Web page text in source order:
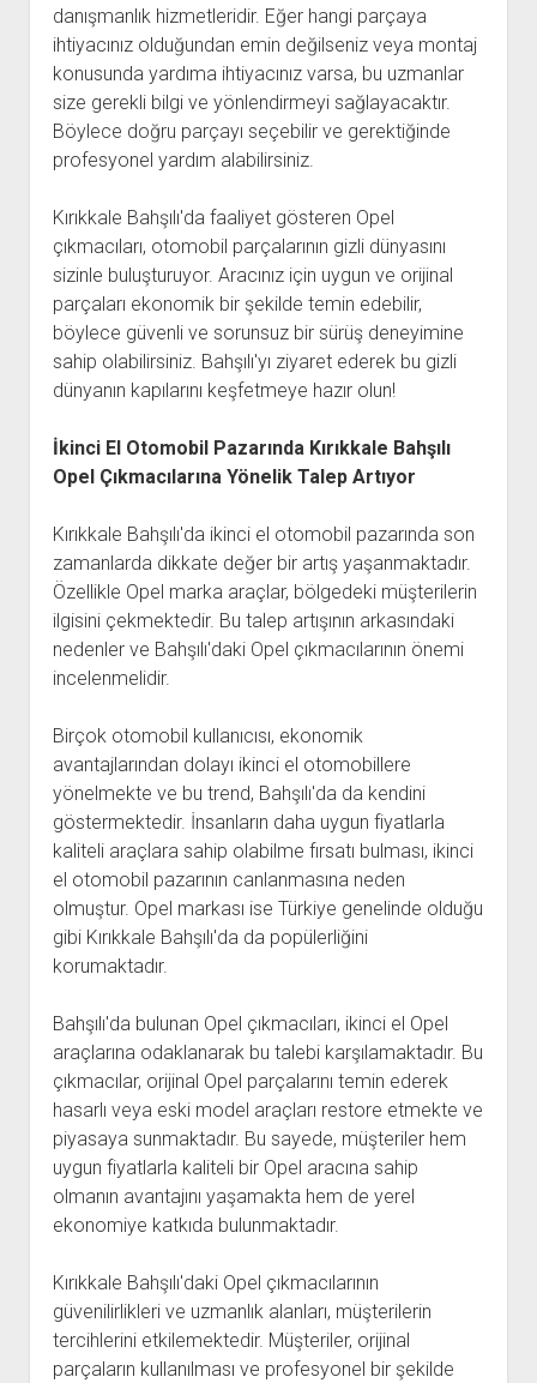
danışmanlık hizmetleridir. Eğer hangi parçaya
ihtiyacınız olduğundan emin değilseniz veya montaj
konusunda yardıma ihtiyacınız varsa, bu uzmanlar
size gerekli bilgi ve yönlendirmeyi sağlayacaktır.
Böylece doğru parçayı seçebilir ve gerektiğinde
profesyonel yardım alabilirsiniz.
Kırıkkale Bahşılı'da faaliyet gösteren Opel
çıkmacıları, otomobil parçalarının gizli dünyasını
sizinle buluşturuyor. Aracınız için uygun ve orijinal
parçaları ekonomik bir şekilde temin edebilir,
böylece güvenli ve sorunsuz bir sürüş deneyimine
sahip olabilirsiniz. Bahşılı'yı ziyaret ederek bu gizli
dünyanın kapılarını keşfetmeye hazır olun!
İkinci El Otomobil Pazarında Kırıkkale Bahşılı
Opel Çıkmacılarına Yönelik Talep Artıyor
Kırıkkale Bahşılı'da ikinci el otomobil pazarında son
zamanlarda dikkate değer bir artış yaşanmaktadır.
Özellikle Opel marka araçlar, bölgedeki müşterilerin
ilgisini çekmektedir. Bu talep artışının arkasındaki
nedenler ve Bahşılı'daki Opel çıkmacılarının önemi
incelenmelidir.
Birçok otomobil kullanıcısı, ekonomik
avantajlarından dolayı ikinci el otomobillere
yönelmekte ve bu trend, Bahşılı'da da kendini
göstermektedir. İnsanların daha uygun fiyatlarla
kaliteli araçlara sahip olabilme fırsatı bulması, ikinci
el otomobil pazarının canlanmasına neden
olmuştur. Opel markası ise Türkiye genelinde olduğu
gibi Kırıkkale Bahşılı'da da popülerliğini
korumaktadır.
Bahşılı'da bulunan Opel çıkmacıları, ikinci el Opel
araçlarına odaklanarak bu talebi karşılamaktadır. Bu
çıkmacılar, orijinal Opel parçalarını temin ederek
hasarlı veya eski model araçları restore etmekte ve
piyasaya sunmaktadır. Bu sayede, müşteriler hem
uygun fiyatlarla kaliteli bir Opel aracına sahip
olmanın avantajını yaşamakta hem de yerel
ekonomiye katkıda bulunmaktadır.
Kırıkkale Bahşılı'daki Opel çıkmacılarının
güvenilirlikleri ve uzmanlık alanları, müşterilerin
tercihlerini etkilemektedir. Müşteriler, orijinal
parçaların kullanılması ve profesyonel bir şekilde